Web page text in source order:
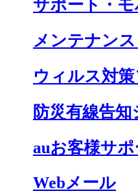
サポート・
メンテナン
ウィルス対
防災有線告
auお客様サポ
Webメール